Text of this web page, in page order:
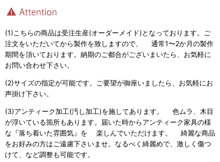
(1)こちらの商品は受注生産(オーダーメイド)となっております。ご
注文をいただいてから製作を致しますので、 通常1〜2か月の製作
期間を頂いております。納期のご都合がございまいたら、お気軽に
お問い合わせ下さい。
(2)サイズの指定が可能です。ご要望が御座いましたら、お気軽にお
声掛け下さい。
(3)アンティーク加工(汚し加工)を施してあります。 色ムラ、木目
が浮いている箇所もあります。届いた時からアンティーク家具の様
な『落ち着いた雰囲気』を 楽しんでいただけます。 綺麗な商品
をお好みの方はご遠慮下さいませ。なるべく綺麗めで、激しく傷つ
けて、など調整も可能です。